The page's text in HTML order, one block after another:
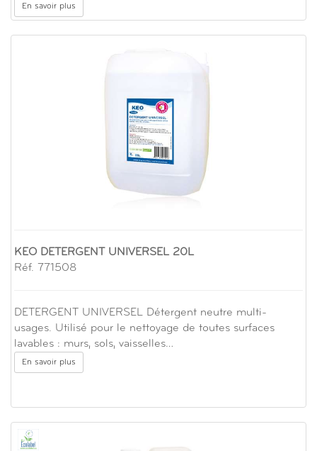
En savoir plus
KEO DETERGENT UNIVERSEL 20L
Réf. 771508
DETERGENT UNIVERSEL Détergent neutre multi-
usages. Utilisé pour le nettoyage de toutes surfaces
lavables : murs, sols, vaisselles…
En savoir plus